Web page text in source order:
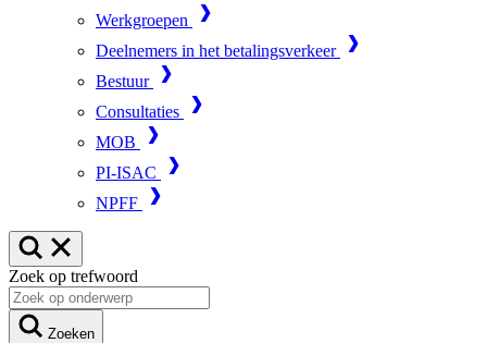
Werkgroepen
Deelnemers in het betalingsverkeer
Bestuur
Consultaties
MOB
PI-ISAC
NPFF
Zoek op trefwoord
Zoeken